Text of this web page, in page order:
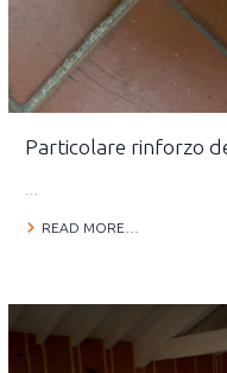
Particolare rinforzo
READ MORE…